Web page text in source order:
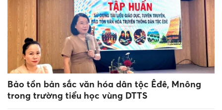
Bảo tồn bản sắc văn hóa dân tộc Êđê, Mnông
trong trường tiểu học vùng DTTS